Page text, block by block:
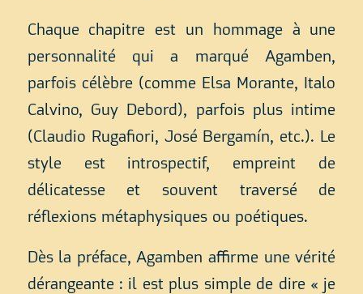
Chaque chapitre est un hommage à une
personnalité qui a marqué Agamben,
parfois célèbre (comme Elsa Morante, Italo
Calvino, Guy Debord), parfois plus intime
(Claudio Rugafiori, José Bergamín, etc.). Le
style est introspectif, empreint de
délicatesse et souvent traversé de
réflexions métaphysiques ou poétiques.
Dès la préface, Agamben affirme une vérité
dérangeante : il est plus simple de dire « je